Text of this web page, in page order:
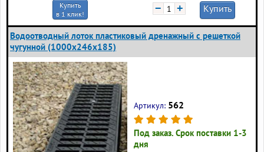
Купить
в 1 клик!
− + Купить
Водоотводный лоток пластиковый дренажный с решеткой
чугунной (1000x246x185)
Артикул: 562
Под заказ. Срок поставки 1-3
дня